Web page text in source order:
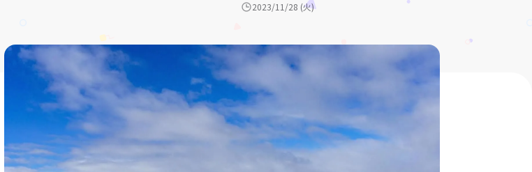
2023/11/28 (火)